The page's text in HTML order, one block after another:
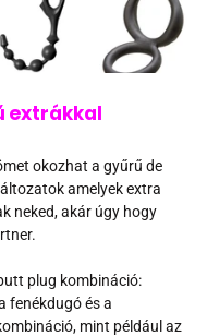
extrákkal
okozhat a gyűrű de
amelyek extra
neked, akár úgy hogy
plug kombináció:
fenékdugó és a
mint például az